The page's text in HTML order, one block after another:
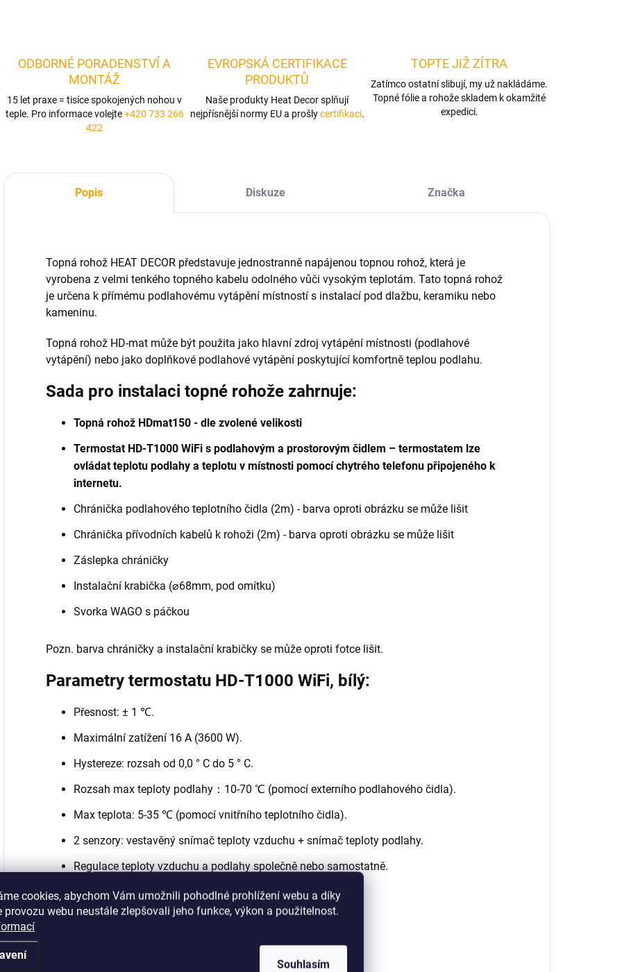
cookies, abychom Vám umožnili pohodlné prohlížení webu a díky
provozu webu neustále zlepšovali jeho funkce, výkon a použitelnost.
Souhlasím
ODBORNÉ PORADENSTVÍ A
MONTÁŽ
15 let praxe = tisíce spokojených nohou v
teple. Pro informace volejte+420 733 266
422
EVROPSKÁ CERTIFIKACE
PRODUKTŮ
Naše produkty Heat Decor splňují
nejpřísnější normy EU a prošlycertifikaci.
TOPTE JIŽ ZÍTRA
Zatímco ostatní slibují, my už nakládáme.
Topné fólie a rohože skladem k okamžité
expedici.
Popis Diskuze Značka
Topná rohož HEAT DECOR představuje jednostranně napájenou topnou rohož, která je
vyrobena z velmi tenkého topného kabelu odolného vůči vysokým teplotám. Tato topná rohož
je určena k přímému podlahovému vytápění místností s instalací pod dlažbu, keramiku nebo
kameninu.
Topná rohož HD-mat může být použita jako hlavní zdroj vytápění místnosti (podlahové
vytápění) nebo jako doplňkové podlahové vytápění poskytující komfortně teplou podlahu.
Sada pro instalaci topné rohože zahrnuje:
Topná rohož HDmat150 - dle zvolené velikosti
Termostat HD-T1000 WiFi s podlahovým a prostorovým čidlem – termostatem lze
ovládat teplotu podlahy a teplotu v místnosti pomocí chytrého telefonu připojeného k
internetu.
Chránička podlahového teplotního čidla (2m) - barva oproti obrázku se může lišit
Chránička přívodních kabelů k rohoži (2m) - barva oproti obrázku se může lišit
Záslepka chráničky
Instalační krabička (⌀68mm, pod omítku)
Svorka WAGO s páčkou
Pozn. barva chráničky a instalační krabičky se může oproti fotce lišit.
Parametry termostatu HD-T1000 WiFi, bílý:
Přesnost: ± 1 ℃.
Maximální zatížení 16 A (3600 W).
Hystereze: rozsah od 0,0 ° C do 5 ° C.
Rozsah max teploty podlahy：10-70 ℃ (pomocí externího podlahového čidla).
Max teplota: 5-35 ℃ (pomocí vnitřního teplotního čidla).
2 senzory: vestavěný snímač teploty vzduchu + snímač teploty podlahy.
Regulace teploty vzduchu a podlahy společně nebo samostatně.
Dětský zámek.
Stupeň ochrany: IP20.